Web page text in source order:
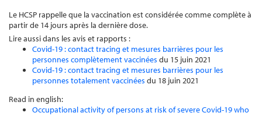
Le HCSP rappelle que la vaccination est considérée comme complète à
partir de 14 jours après la dernière dose.
Lire aussi dans les avis et rapports :
Covid-19 : contact tracing et mesures barrières pour les
personnes complètement vaccinées du 15 juin 2021
Covid-19 : contact tracing et mesures barrières pour les
personnes totalement vaccinées du 18 juin 2021
Read in english:
Occupational activity of persons at risk of severe Covid-19 who